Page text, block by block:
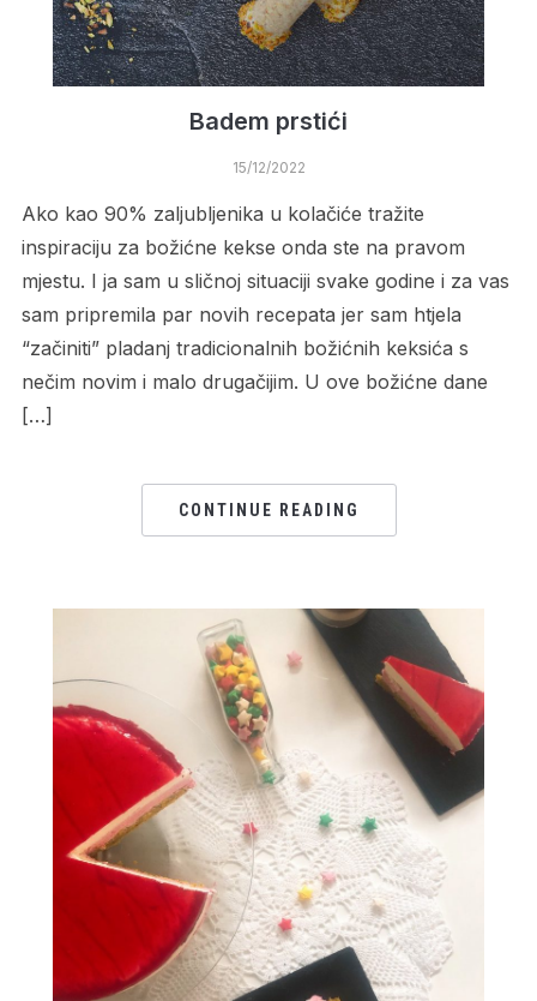
Badem prstići
15/12/2022
Ako kao 90% zaljubljenika u kolačiće tražite
inspiraciju za božićne kekse onda ste na pravom
mjestu. I ja sam u sličnoj situaciji svake godine i za vas
sam pripremila par novih recepata jer sam htjela
“začiniti” pladanj tradicionalnih božićnih keksića s
nečim novim i malo drugačijim. U ove božićne dane
[…]
CONTINUE READING